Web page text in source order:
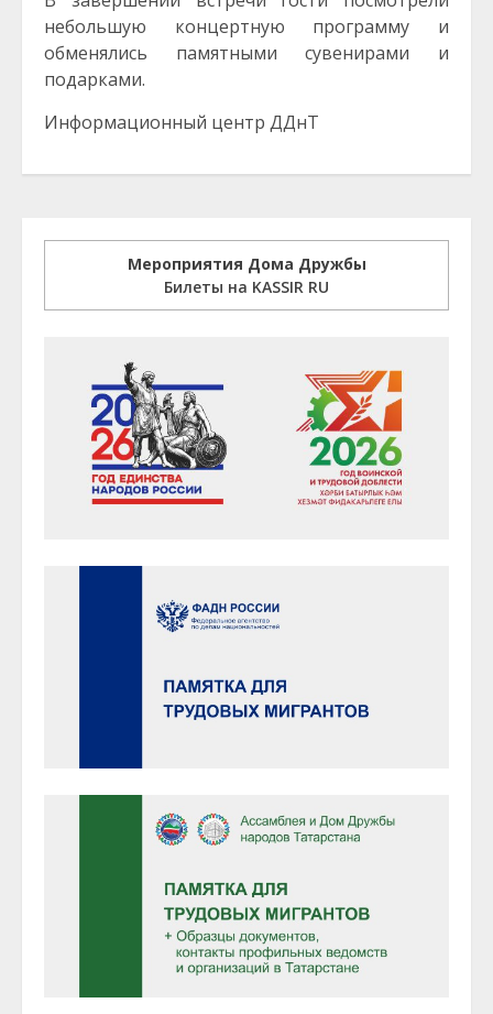
небольшую концертную программу и
обменялись памятными сувенирами и
подарками.
Информационный центр ДДнТ
Мероприятия Дома Дружбы
Билеты на KASSIR RU